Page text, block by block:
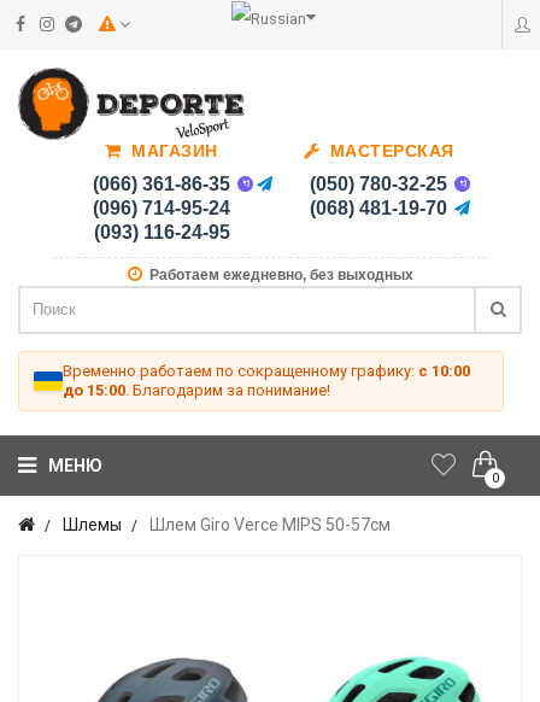
МАГАЗИН
(066) 361-86-35
(096) 714-95-24
(093) 116-24-95
МАСТЕРСКАЯ
(050) 780-32-25
(068) 481-19-70
Работаем ежедневно, без выходных
Временно работаем по сокращенному графику: с 10:00
до 15:00 . Благодарим за понимание!
0
МЕНЮ
Шлемы Шлем Giro Verce MIPS 50-57см